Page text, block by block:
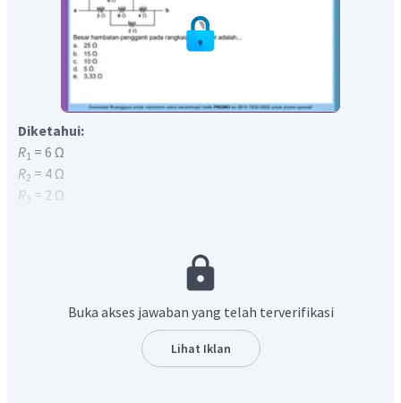
Diketahui:
R1 = 6 Ω
R2 = 4 Ω
R3 = 2 Ω
Wheatstone. Untuk menyelesaikannya, kita perlu
menyelidiki perkalian silangnya terlebih dahulu.
Hasil kali antar hambatan
Buka akses jawaban yang telah terverifikasi
Lihat Iklan